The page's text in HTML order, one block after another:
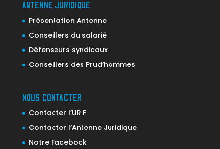
ANTENNE JURIDIQUE
Présentation Antenne
Conseillers du salarié
Défenseurs syndicaux
Conseillers des Prud’hommes
NOUS CONTACTER
Contacter l’URIF
Contacter l’Antenne Juridique
Notre Facebook